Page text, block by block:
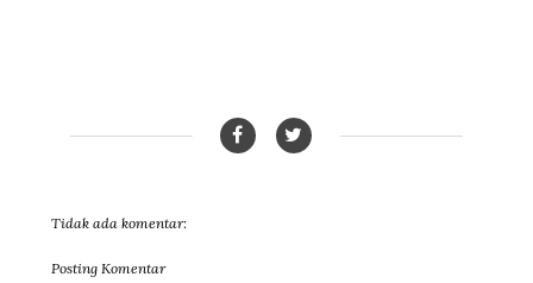
Tidak ada komentar:
Posting Komentar